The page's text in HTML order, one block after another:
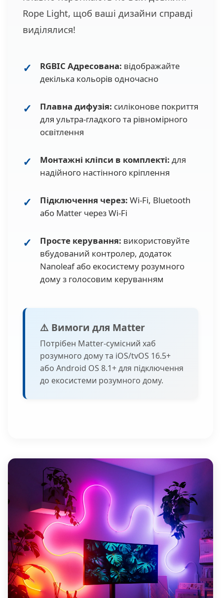
Rope Light, щоб ваші дизайни справді
виділялися!
RGBIC Адресована: відображайте
декілька кольорів одночасно
Плавна дифузія: силіконове покриття
для ультра-гладкого та рівномірного
освітлення
Монтажні кліпси в комплекті: для
надійного настінного кріплення
Підключення через: Wi-Fi, Bluetooth
або Matter через Wi-Fi
Просте керування: використовуйте
вбудований контролер, додаток
Nanoleaf або екосистему розумного
дому з голосовим керуванням
⚠️ Вимоги для Matter
Потрібен Matter-сумісний хаб
розумного дому та iOS/tvOS 16.5+
або Android OS 8.1+ для підключення
до екосистеми розумного дому.